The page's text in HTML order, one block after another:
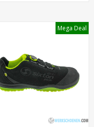
Mega Deal